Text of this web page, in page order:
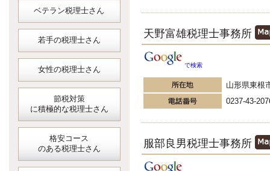
ベテラン税理士さん
若手の税理士さん
女性の税理士さん
節税対策
に積極的な税理士さん
格安コース
のある税理士さん
天野富雄税理士事務所
で検索
山形県東根
0237-43-
服部良男税理士事務所